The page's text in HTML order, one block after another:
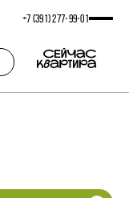
+7 (391) 277‒99‒01